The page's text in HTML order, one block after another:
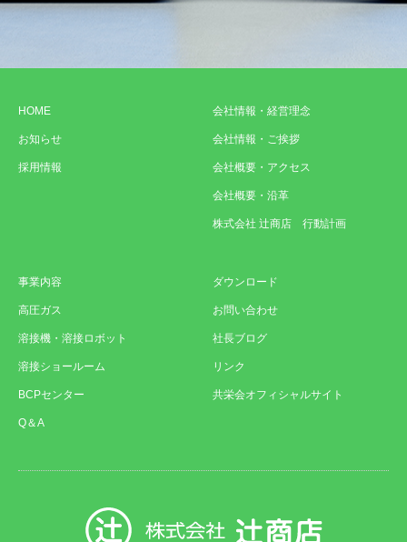
HOME
お知らせ
採用情報
会社情報・経営理念
会社情報・ご挨拶
会社概要・アクセス
会社概要・沿革
株式会社 辻商店 行動計画
事業内容
高圧ガス
溶接機・溶接ロボット
溶接ショールーム
BCPセンター
Q＆A
ダウンロード
お問い合わせ
社長ブログ
リンク
共栄会オフィシャルサイト